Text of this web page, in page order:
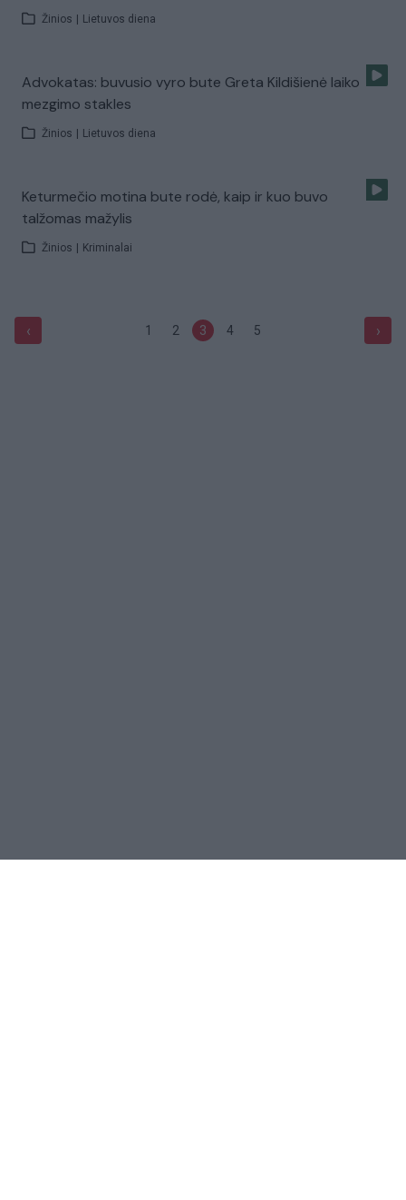
Žinios Lietuvos diena
Advokatas: buvusio vyro bute Greta Kildišienė laiko
mezgimo stakles
Žinios Lietuvos diena
Keturmečio motina bute rodė, kaip ir kuo buvo
talžomas mažylis
Žinios Kriminalai
‹ 1 2 3 4 5 ›